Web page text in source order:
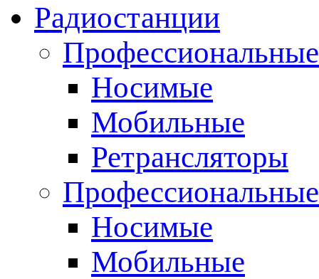
Радиостанции
Носимые
Мобильные
Ретрансляторы
Носимые
Мобильные